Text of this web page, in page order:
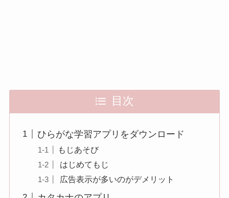
目次
ひらがな学習アプリをダウンロード
もじあそび
はじめてもじ
広告表示が多いのがデメリット